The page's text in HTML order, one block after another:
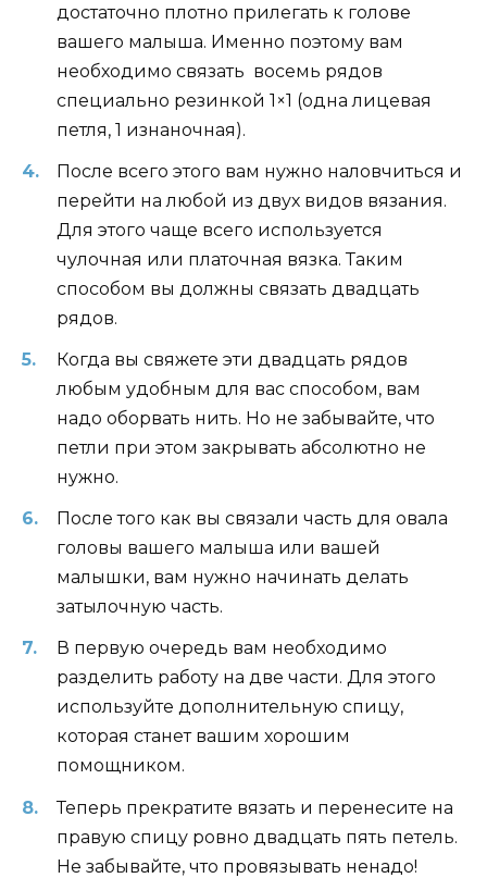
достаточно плотно прилегать к голове
вашего малыша. Именно поэтому вам
необходимо связать восемь рядов
специально резинкой 1×1 (одна лицевая
петля, 1 изнаночная).
После всего этого вам нужно наловчиться и
перейти на любой из двух видов вязания.
Для этого чаще всего используется
чулочная или платочная вязка. Таким
способом вы должны связать двадцать
рядов.
Когда вы свяжете эти двадцать рядов
любым удобным для вас способом, вам
надо оборвать нить. Но не забывайте, что
петли при этом закрывать абсолютно не
нужно.
После того как вы связали часть для овала
головы вашего малыша или вашей
малышки, вам нужно начинать делать
затылочную часть.
В первую очередь вам необходимо
разделить работу на две части. Для этого
используйте дополнительную спицу,
которая станет вашим хорошим
помощником.
Теперь прекратите вязать и перенесите на
правую спицу ровно двадцать пять петель.
Не забывайте, что провязывать ненадо!